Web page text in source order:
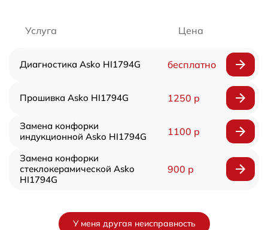
Услуга Цена
Диагностика Asko HI1794G бесплатно
Прошивка Asko HI1794G 1250 р
Замена конфорки
индукционной Asko HI1794G
1100 р
Замена конфорки
стеклокерамической Asko
HI1794G
900 р
У меня другая неисправность